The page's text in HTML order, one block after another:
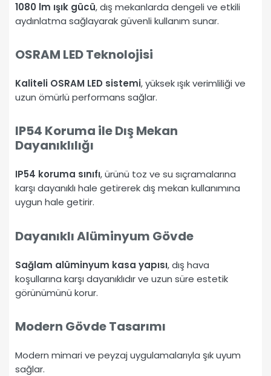
1080 lm ışık gücü, dış mekanlarda dengeli ve etkili
aydınlatma sağlayarak güvenli kullanım sunar.
OSRAM LED Teknolojisi
Kaliteli OSRAM LED sistemi, yüksek ışık verimliliği ve
uzun ömürlü performans sağlar.
IP54 Koruma ile Dış Mekan
Dayanıklılığı
IP54 koruma sınıfı, ürünü toz ve su sıçramalarına
karşı dayanıklı hale getirerek dış mekan kullanımına
uygun hale getirir.
Dayanıklı Alüminyum Gövde
Sağlam alüminyum kasa yapısı, dış hava
koşullarına karşı dayanıklıdır ve uzun süre estetik
görünümünü korur.
Modern Gövde Tasarımı
Modern mimari ve peyzaj uygulamalarıyla şık uyum
sağlar.